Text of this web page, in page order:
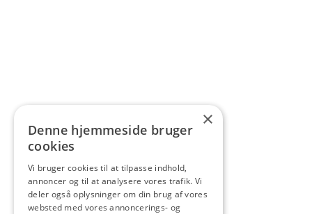
×
Denne hjemmeside bruger
cookies
Vi bruger cookies til at tilpasse indhold,
annoncer og til at analysere vores trafik. Vi
deler også oplysninger om din brug af vores
websted med vores annoncerings- og